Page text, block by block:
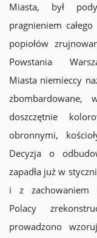
Miasta, był
pragnieniem
popiołów
Powstania
Miasta niemieccy
zbombardowane,
doszczętnie
obronnymi,
Decyzja o
zapadła już w
i z zachowaniem
Polacy
prowadzono